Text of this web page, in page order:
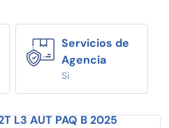
Servicios de
Agencia
Si
L3 AUT PAQ B 2025